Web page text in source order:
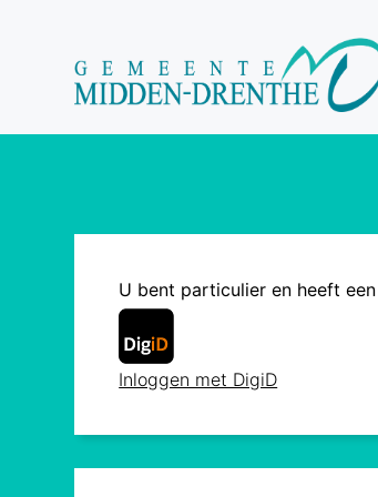
U bent particulier en heeft
Inloggen met DigiD